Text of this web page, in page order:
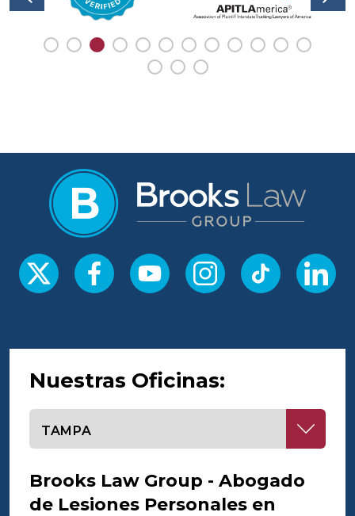
Nuestras Oficinas:
Brooks Law Group - Abogado
de Lesiones Personales en